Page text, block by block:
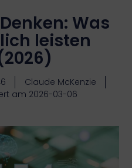
Was
leisten
Claude McKenzie
am 2026-03-06